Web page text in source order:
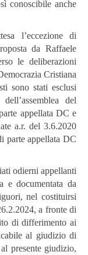
conoscibile anche
l’eccezione di
da Raffaele
le deliberazioni
Cristiana
sono stati esclusi
del
appellata DC e
a.r. del 3.6.2020
parte appellata DC
odierni appellanti
e documentata da
nel costituirsi
a fronte di
di differimento ai
al giudizio di
presente giudizio,